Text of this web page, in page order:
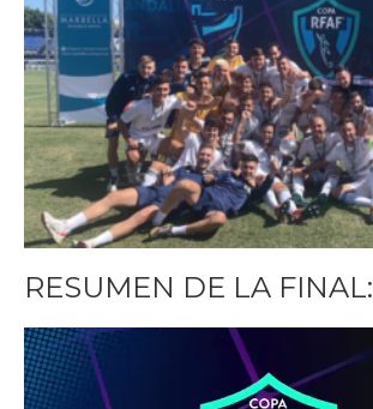
RESUMEN DE LA FINAL:
Reproductor
de
vídeo